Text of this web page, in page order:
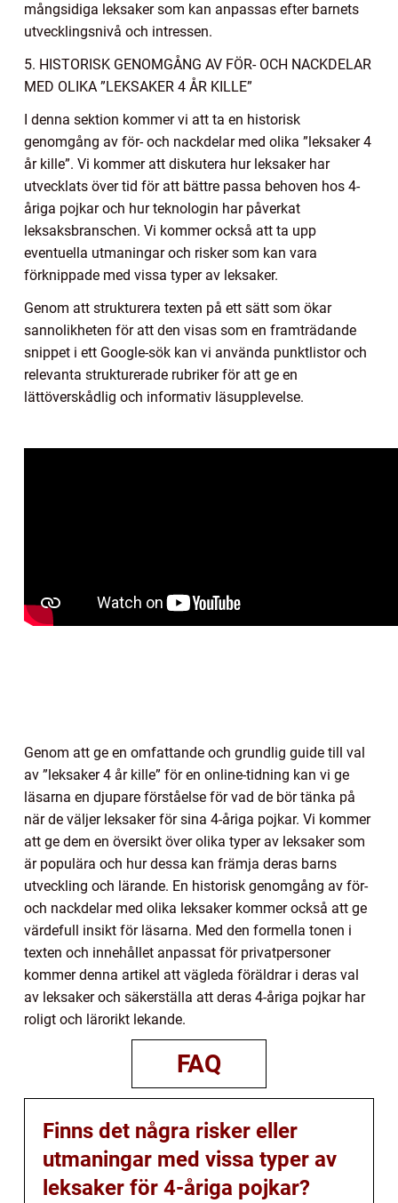
mångsidiga leksaker som kan anpassas efter barnets
utvecklingsnivå och intressen.
5. HISTORISK GENOMGÅNG AV FÖR- OCH NACKDELAR
MED OLIKA ”LEKSAKER 4 ÅR KILLE”
I denna sektion kommer vi att ta en historisk
genomgång av för- och nackdelar med olika ”leksaker 4
år kille”. Vi kommer att diskutera hur leksaker har
utvecklats över tid för att bättre passa behoven hos 4-
åriga pojkar och hur teknologin har påverkat
leksaksbranschen. Vi kommer också att ta upp
eventuella utmaningar och risker som kan vara
förknippade med vissa typer av leksaker.
Genom att strukturera texten på ett sätt som ökar
sannolikheten för att den visas som en framträdande
snippet i ett Google-sök kan vi använda punktlistor och
relevanta strukturerade rubriker för att ge en
lättöverskådlig och informativ läsupplevelse.
Genom att ge en omfattande och grundlig guide till val
av ”leksaker 4 år kille” för en online-tidning kan vi ge
läsarna en djupare förståelse för vad de bör tänka på
när de väljer leksaker för sina 4-åriga pojkar. Vi kommer
att ge dem en översikt över olika typer av leksaker som
är populära och hur dessa kan främja deras barns
utveckling och lärande. En historisk genomgång av för-
och nackdelar med olika leksaker kommer också att ge
värdefull insikt för läsarna. Med den formella tonen i
texten och innehållet anpassat för privatpersoner
kommer denna artikel att vägleda föräldrar i deras val
av leksaker och säkerställa att deras 4-åriga pojkar har
roligt och lärorikt lekande.
FAQ
Finns det några risker eller
utmaningar med vissa typer av
leksaker för 4-åriga pojkar?